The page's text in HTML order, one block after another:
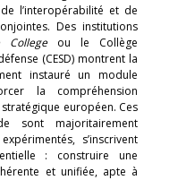
l’interopérabilité et de
Des institutions
Collegeou le Collège
(CESD) montrent la
instauré un module
la compréhension
européen. Ces
sont majoritairement
s’inscrivent
: construire une
et unifiée, apte à